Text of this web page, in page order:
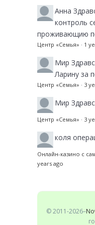
Анна
контроль
проживающию
Центр «Семья» · 1
Мир
Ларину за
Центр «Семья» · 3
Мир
Центр «Семья» · 3
коля
Онлайн-казино с
years ago
© 2011-2026–